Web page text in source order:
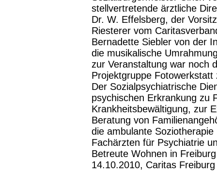
stellvertretende ärztliche
Dr. W. Effelsberg, der
Riesterer vom
Bernadette Siebler von der
die musikalische
zur Veranstaltung war noch
Projektgruppe Fotowerkstatt
Der Sozialpsychiatrische
psychischen Erkrankung zu
Krankheitsbewältigung, zur
Beratung von
die ambulante
Fachärzten für Psychiatrie
Betreute Wohnen in
14.10.2010, Caritas Freiburg